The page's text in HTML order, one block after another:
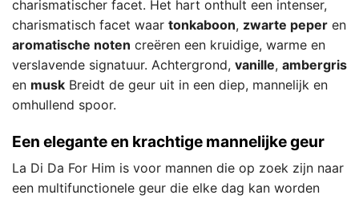
charismatischer facet. Het hart onthult een intenser,
charismatisch facet waar tonkaboon, zwarte peper en
aromatische noten creëren een kruidige, warme en
verslavende signatuur. Achtergrond, vanille, ambergris
en musk Breidt de geur uit in een diep, mannelijk en
omhullend spoor.
Een elegante en krachtige mannelijke geur
La Di Da For Him is voor mannen die op zoek zijn naar
een multifunctionele geur die elke dag kan worden